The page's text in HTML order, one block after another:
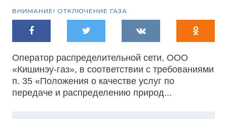
ВНИМАНИЕ! ОТКЛЮЧЕНИЕ ГАЗА
Оператор распределительной сети, ООО
«Кишинэу-газ», в соответствии с требованиями
п. 35 «Положения о качестве услуг по
передаче и распределению природ...